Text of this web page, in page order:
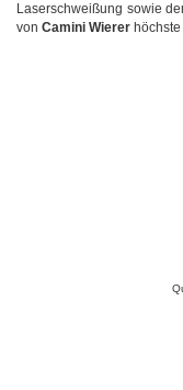
Laserschweißung sowie
von Camini Wierer